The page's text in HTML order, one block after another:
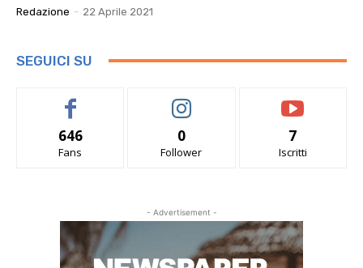
Redazione - 22 Aprile 2021
SEGUICI SU
646
Fans
0
Follower
7
Iscritti
- Advertisement -